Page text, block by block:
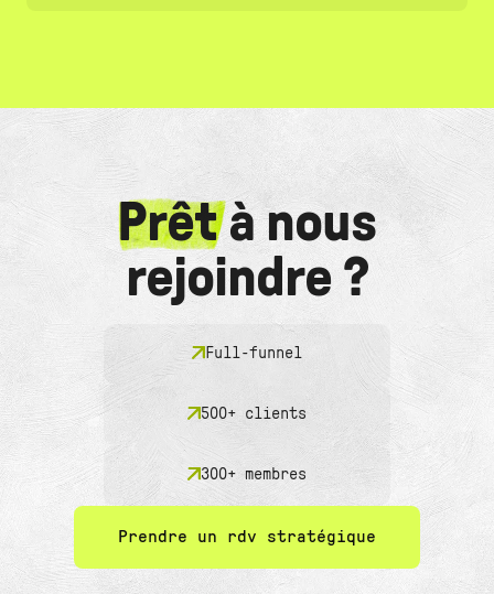
Prêtà nous
rejoindre ?
Full-funnel
500+ clients
300+ membres
Prendre un rdv stratégique